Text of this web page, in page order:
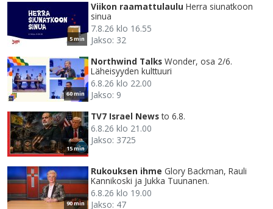
5 min
Viikon raamattulaulu Herra siunatkoon
sinua
7.8.26 klo 16.55
Jakso: 32
60 min
Northwind Talks Wonder, osa 2/6.
Läheisyyden kulttuuri
6.8.26 klo 22.00
Jakso: 9
15 min
TV7 Israel News to 6.8.
6.8.26 klo 21.00
Jakso: 3725
90 min
Rukouksen ihme Glory Backman, Rauli
Kannikoski ja Jukka Tuunanen.
6.8.26 klo 19.00
Jakso: 47